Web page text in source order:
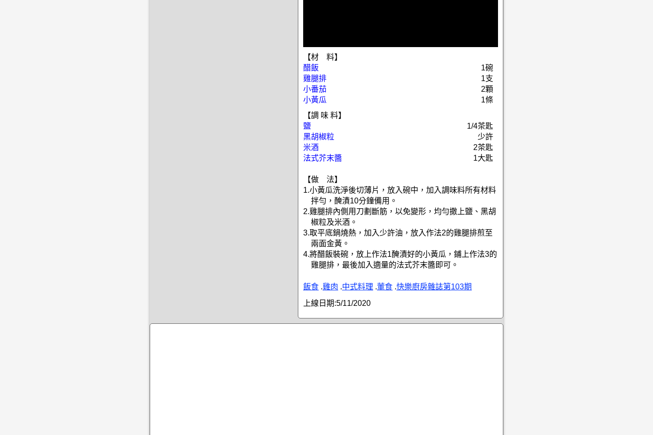
【材 料】
醋飯
1碗
雞腿排
1支
小番茄
2顆
小黃瓜
1條
【調 味 料】
鹽
1/4茶匙
黑胡椒粒
少許
米酒
2茶匙
法式芥末醬
1大匙
【做 法】
1.小黃瓜洗淨後切薄片，放入碗中，加入調味料所有材料
拌勻，醃漬10分鐘備用。
2.雞腿排內側用刀劃斷筋，以免變形，均勻撒上鹽、黑胡
椒粒及米酒。
3.取平底鍋燒熱，加入少許油，放入作法2的雞腿排煎至
兩面金黃。
4.將醋飯裝碗，放上作法1醃漬好的小黃瓜，鋪上作法3的
雞腿排，最後加入適量的法式芥末醬即可。
飯食 .雞肉 .中式料理 .葷食 .快樂廚房雜誌第103期
上線日期:5/11/2020